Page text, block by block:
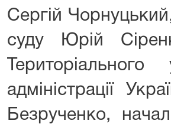
Сергій
суду Юрій
адміністрації
Безрученко,